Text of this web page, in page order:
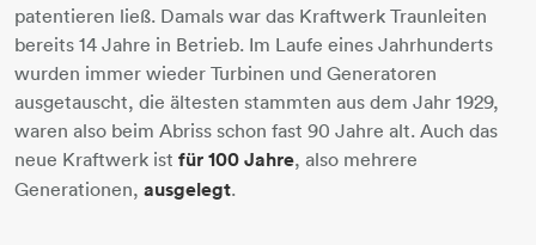
patentieren ließ. Damals war das Kraftwerk Traunleiten
bereits 14 Jahre in Betrieb. Im Laufe eines Jahrhunderts
wurden immer wieder Turbinen und Generatoren
ausgetauscht, die ältesten stammten aus dem Jahr 1929,
waren also beim Abriss schon fast 90 Jahre alt. Auch das
neue Kraftwerk ist für 100 Jahre, also mehrere
Generationen, ausgelegt.